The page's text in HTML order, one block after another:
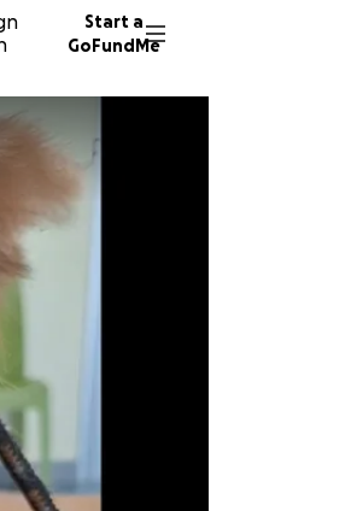
Start a
GoFundMe